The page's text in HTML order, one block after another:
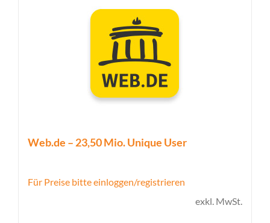
Web.de – 23,50 Mio. Unique User
Für Preise bitte einloggen/registrieren
exkl. MwSt.